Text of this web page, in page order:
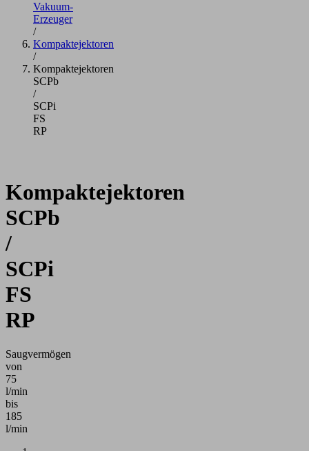
Vakuum-
Erzeuger
/
Kompaktejektoren
/
Kompaktejektoren
SCPb
/
SCPi
FS
RP
Kompaktejektoren
SCPb
/
SCPi
FS
RP
Saugvermögen
von
75
l/min
bis
185
l/min